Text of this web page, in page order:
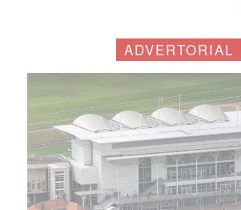
ADVERTORIAL